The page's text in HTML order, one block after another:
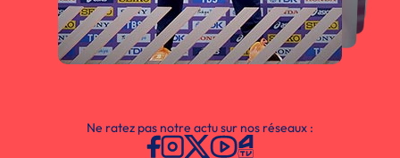
Ne ratez pas notre actu sur nos réseaux :